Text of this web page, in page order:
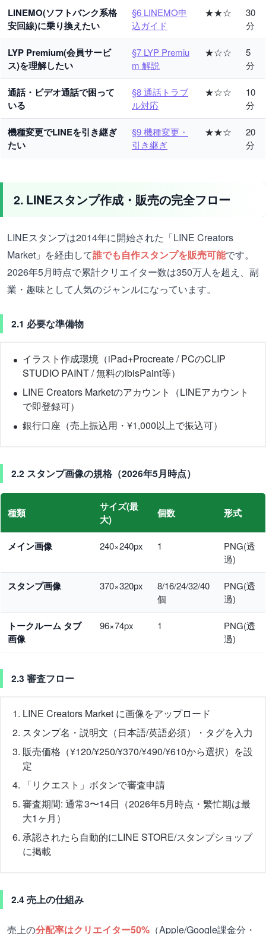
LINEMO(ソフトバンク系格
安回線)に乗り換えたい
§6 LINEMO申
込ガイド
★★☆
30
分
LYP Premium(会員サービ
ス)を理解したい
§7 LYP Premiu
m 解説
★☆☆
5
分
通話・ビデオ通話で困って
いる
§8 通話トラブ
ル対応
★☆☆
10
分
機種変更でLINEを引き継ぎ
たい
§9 機種変更・
引き継ぎ
★★☆
20
分
2. LINEスタンプ作成・販売の完全フロー
LINEスタンプは2014年に開始された「LINE Creators
Market」を経由して誰でも自作スタンプを販売可能です。
2026年5月時点で累計クリエイター数は350万人を超え、副
業・趣味として人気のジャンルになっています。
2.1 必要な準備物
イラスト作成環境（iPad+Procreate / PCのCLIP
STUDIO PAINT / 無料のibisPaint等）
LINE Creators Marketのアカウント（LINEアカウント
で即登録可）
銀行口座（売上振込用・¥1,000以上で振込可）
2.2 スタンプ画像の規格（2026年5月時点）
種類
サイズ(最
大)
個数 形式
メイン画像 240×240px 1
PNG(透
過)
スタンプ画像 370×320px
8/16/24/32/40
個
PNG(透
過)
トークルーム タブ
画像
96×74px 1
PNG(透
過)
2.3 審査フロー
LINE Creators Market に画像をアップロード
スタンプ名・説明文（日本語/英語必須）・タグを入力
販売価格（¥120/¥250/¥370/¥490/¥610から選択）を設
定
「リクエスト」ボタンで審査申請
審査期間: 通常3〜14日（2026年5月時点・繁忙期は最
大1ヶ月）
承認されたら自動的にLINE STORE/スタンプショップ
に掲載
2.4 売上の仕組み
売上の分配率はクリエイター50% （Apple/Google課金分・